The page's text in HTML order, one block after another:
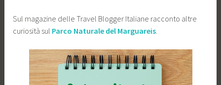
Sul magazine delle Travel Blogger Italiane racconto altre
curiosità sul Parco Naturale del Marguareis